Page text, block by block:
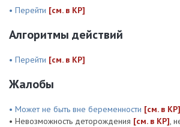
• Перейти [см. в КР]
Алгоритмы действий
• Перейти [см. в КР]
Жалобы
• Может не быть вне беременности [см. в КР]
• Невозможность деторождения [см. в КР],